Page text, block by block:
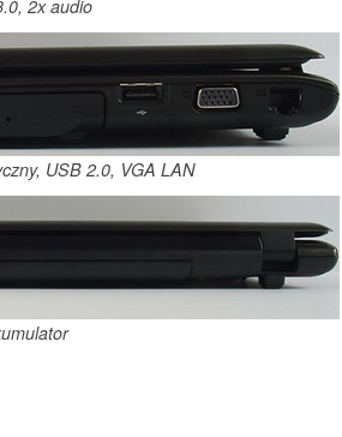
2x audio
USB 2.0, VGA LAN